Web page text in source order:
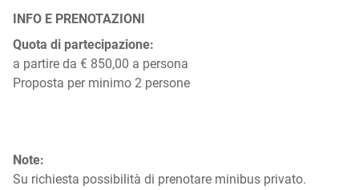
INFO E PRENOTAZIONI
Quota di partecipazione:
a partire da € 850,00 a persona
Proposta per minimo 2 persone
Note:
Su richiesta possibilità di prenotare minibus privato.